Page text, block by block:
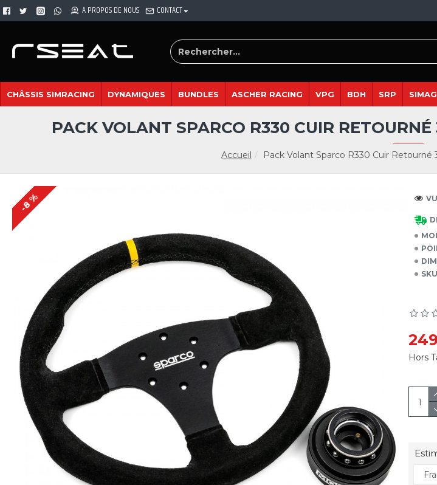
A PROPOS DE NOUS CONTACT
CHÂSSIS SIMRACING DYNAMIQUES BUNDLES ASCHER RACING VPG BDH SRP
Accueil Pack Volant Sparco R330 Cuir
PACK VOLANT SPARCO R330 CUIR
-8 %
Hors